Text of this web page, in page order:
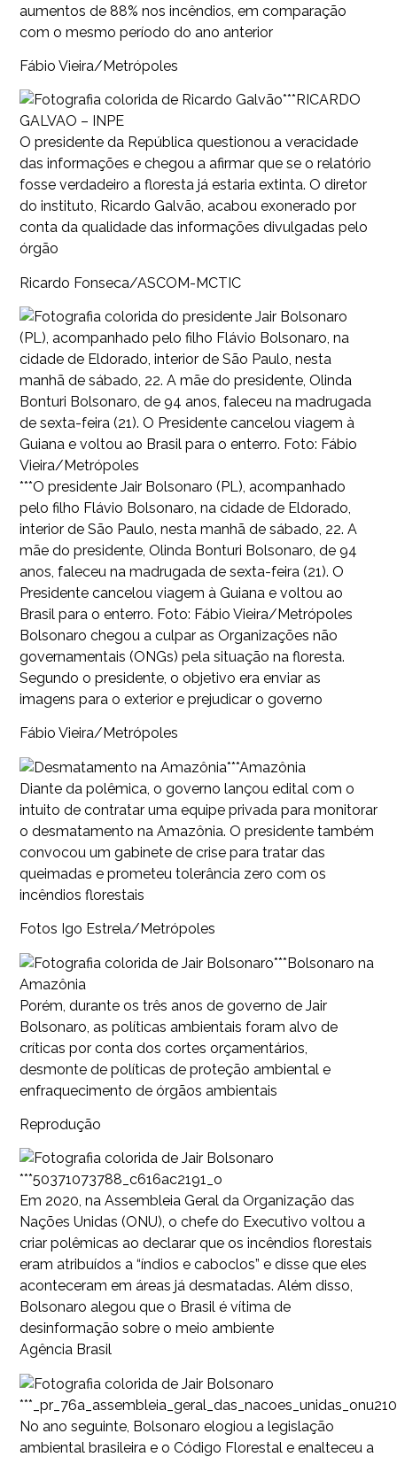
aumentos de 88% nos incêndios, em comparação
com o mesmo período do ano anterior
Fábio Vieira/Metrópoles
***RICARDO
GALVAO – INPE
O presidente da República questionou a veracidade
das informações e chegou a afirmar que se o relatório
fosse verdadeiro a floresta já estaria extinta. O diretor
do instituto, Ricardo Galvão, acabou exonerado por
conta da qualidade das informações divulgadas pelo
órgão
Ricardo Fonseca/ASCOM-MCTIC
***O presidente Jair Bolsonaro (PL), acompanhado
pelo filho Flávio Bolsonaro, na cidade de Eldorado,
interior de São Paulo, nesta manhã de sábado, 22. A
mãe do presidente, Olinda Bonturi Bolsonaro, de 94
anos, faleceu na madrugada de sexta-feira (21). O
Presidente cancelou viagem à Guiana e voltou ao
Brasil para o enterro. Foto: Fábio Vieira/Metrópoles
Bolsonaro chegou a culpar as Organizações não
governamentais (ONGs) pela situação na floresta.
Segundo o presidente, o objetivo era enviar as
imagens para o exterior e prejudicar o governo
Fábio Vieira/Metrópoles
***Amazônia
Diante da polêmica, o governo lançou edital com o
intuito de contratar uma equipe privada para monitorar
o desmatamento na Amazônia. O presidente também
convocou um gabinete de crise para tratar das
queimadas e prometeu tolerância zero com os
incêndios florestais
Fotos Igo Estrela/Metrópoles
***Bolsonaro na
Amazônia
Porém, durante os três anos de governo de Jair
Bolsonaro, as políticas ambientais foram alvo de
críticas por conta dos cortes orçamentários,
desmonte de políticas de proteção ambiental e
enfraquecimento de órgãos ambientais
Reprodução
***50371073788_c616ac2191_o
Em 2020, na Assembleia Geral da Organização das
Nações Unidas (ONU), o chefe do Executivo voltou a
criar polêmicas ao declarar que os incêndios florestais
eram atribuídos a “índios e caboclos” e disse que eles
aconteceram em áreas já desmatadas. Além disso,
Bolsonaro alegou que o Brasil é vítima de
desinformação sobre o meio ambiente
Agência Brasil
No ano seguinte, Bolsonaro elogiou a legislação
ambiental brasileira e o Código Florestal e enalteceu a